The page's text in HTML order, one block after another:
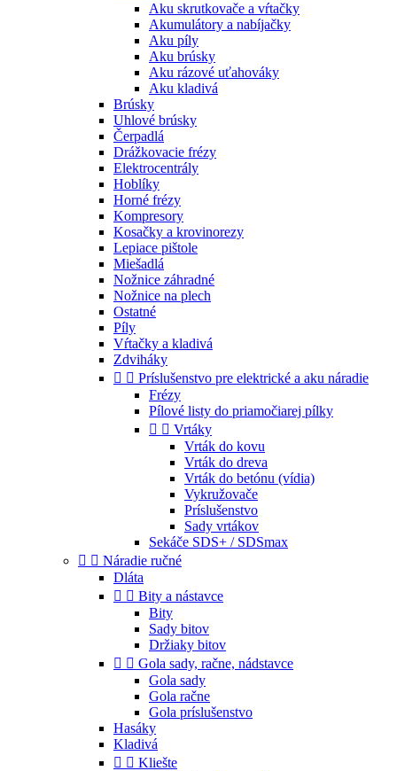
Aku skrutkovače a vŕtačky
Akumulátory a nabíjačky
Aku píly
Aku brúsky
Aku rázové uťahováky
Aku kladivá
Brúsky
Uhlové brúsky
Čerpadlá
Drážkovacie frézy
Elektrocentrály
Hoblíky
Horné frézy
Kompresory
Kosačky a krovinorezy
Lepiace pištole
Miešadlá
Nožnice záhradné
Nožnice na plech
Ostatné
Píly
Vŕtačky a kladivá
Zdviháky
  Príslušenstvo pre elektrické a aku náradie
Frézy
Pílové listy do priamočiarej pílky
  Vrtáky
Vrták do kovu
Vrták do dreva
Vrták do betónu (vídia)
Vykružovače
Príslušenstvo
Sady vrtákov
Sekáče SDS+ / SDSmax
  Náradie ručné
Dláta
  Bity a nástavce
Bity
Sady bitov
Držiaky bitov
  Gola sady, račne, nádstavce
Gola sady
Gola račne
Gola príslušenstvo
Hasáky
Kladivá
  Kliešte